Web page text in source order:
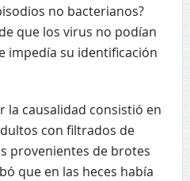
no bacterianos?
que los virus no podían
impedía su identificación
la causalidad consistió en
con filtrados de
provenientes de brotes
que en las heces había